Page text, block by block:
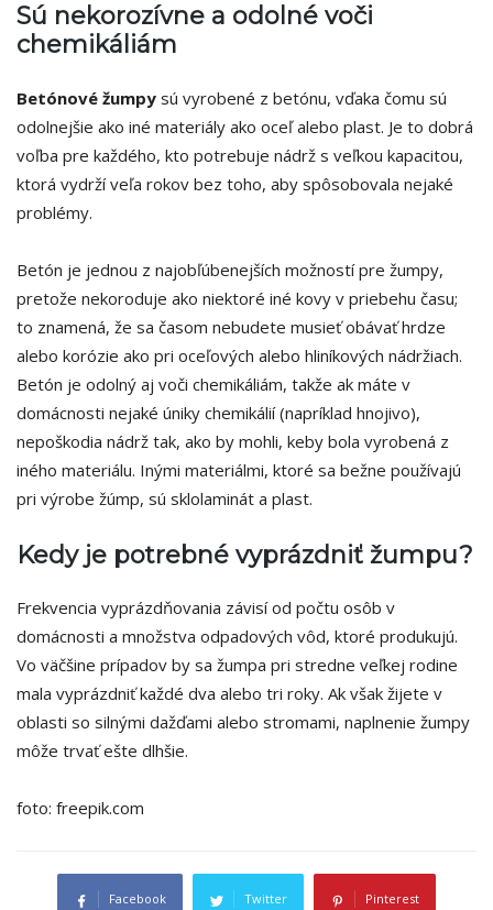
Sú nekorozívne a odolné voči
chemikáliám
Betónové žumpy sú vyrobené z betónu, vďaka čomu sú
odolnejšie ako iné materiály ako oceľ alebo plast. Je to dobrá
voľba pre každého, kto potrebuje nádrž s veľkou kapacitou,
ktorá vydrží veľa rokov bez toho, aby spôsobovala nejaké
problémy.
Betón je jednou z najobľúbenejších možností pre žumpy,
pretože nekoroduje ako niektoré iné kovy v priebehu času;
to znamená, že sa časom nebudete musieť obávať hrdze
alebo korózie ako pri oceľových alebo hliníkových nádržiach.
Betón je odolný aj voči chemikáliám, takže ak máte v
domácnosti nejaké úniky chemikálií (napríklad hnojivo),
nepoškodia nádrž tak, ako by mohli, keby bola vyrobená z
iného materiálu. Inými materiálmi, ktoré sa bežne používajú
pri výrobe žúmp, sú sklolaminát a plast.
Kedy je potrebné vyprázdniť žumpu?
Frekvencia vyprázdňovania závisí od počtu osôb v
domácnosti a množstva odpadových vôd, ktoré produkujú.
Vo väčšine prípadov by sa žumpa pri stredne veľkej rodine
mala vyprázdniť každé dva alebo tri roky. Ak však žijete v
oblasti so silnými dažďami alebo stromami, naplnenie žumpy
môže trvať ešte dlhšie.
foto: freepik.com
Facebook Twitter Pinterest